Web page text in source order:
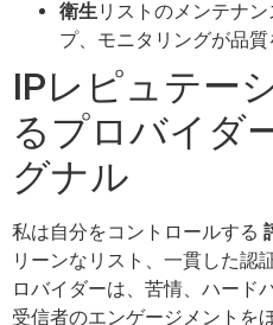
衛生リストのメンテナ
プ、モニタリングが品
IPレピュテー
るプロバイダ
グナル
私は自分をコントロールする
リーンなリスト、一貫した認
ロバイダーは、苦情、ハード
受信者のエンゲージメントを